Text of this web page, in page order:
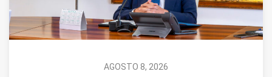
AGOSTO 8, 2026